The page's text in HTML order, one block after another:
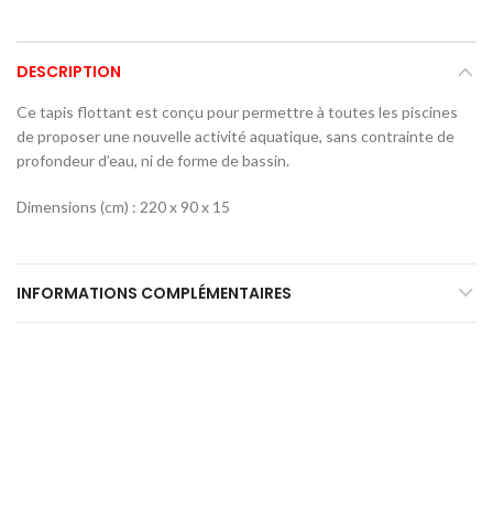
DESCRIPTION
Ce tapis flottant est conçu pour permettre à toutes les piscines
de proposer une nouvelle activité aquatique, sans contrainte de
profondeur d’eau, ni de forme de bassin.
Dimensions (cm) : 220 x 90 x 15
INFORMATIONS COMPLÉMENTAIRES